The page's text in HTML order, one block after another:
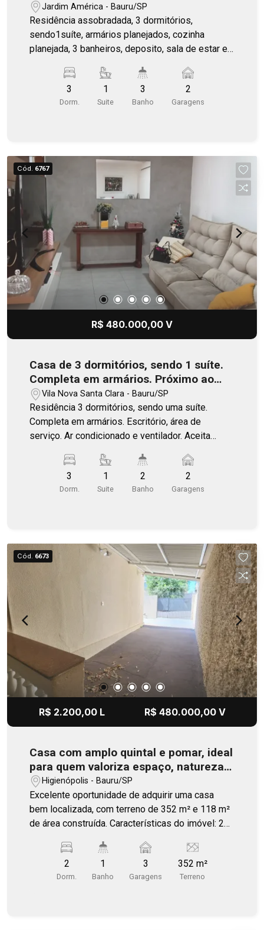
Jardim América - Bauru/SP
Residência assobradada, 3 dormitórios,
sendo1suíte, armários planejados, cozinha
planejada, 3 banheiros, deposito, sala de estar e
3
Dorm.
1
Suite
3
Banho
2
Garagens
Cód. 6767
R$ 480.000,00 V
Casa de 3 dormitórios, sendo 1 suíte.
Completa em armários. Próximo ao
SESI.
Vila Nova Santa Clara - Bauru/SP
Residência 3 dormitórios, sendo uma suíte.
Completa em armários. Escritório, área de
serviço. Ar condicionado e ventilador. Aceita
3
Dorm.
1
Suite
2
Banho
2
Garagens
Cód. 6673
R$ 2.200,00 L R$ 480.000,00 V
Casa com amplo quintal e pomar, ideal
para quem valoriza espaço, natureza e
tranquilidade
Higienópolis - Bauru/SP
Excelente oportunidade de adquirir uma casa
bem localizada, com terreno de 352 m² e 118 m²
de área construída. Características do imóvel: 2
armário e bancada Quintal com pomar formado 3
vagas de garagem em gaveta Diferenciais: Nos
fundos, um charmoso pomar com variedade de
2
Dorm.
1
Banho
3
Garagens
352 m²
Terreno